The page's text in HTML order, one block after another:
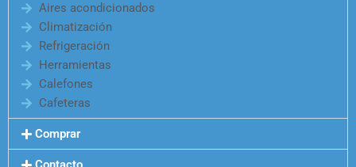
Aires acondicionados
Climatización
Refrigeración
Herramientas
Calefones
Cafeteras
Comprar